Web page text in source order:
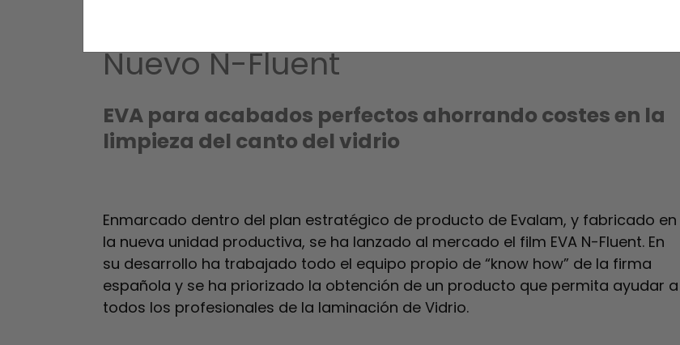
Nuevo N-Fluent
EVA para acabados perfectos ahorrando costes en la
limpieza del canto del vidrio
Enmarcado dentro del plan estratégico de producto de Evalam, y fabricado en
la nueva unidad productiva, se ha lanzado al mercado el film EVA N-Fluent. En
su desarrollo ha trabajado todo el equipo propio de “know how” de la firma
española y se ha priorizado la obtención de un producto que permita ayudar a
todos los profesionales de la laminación de Vidrio.